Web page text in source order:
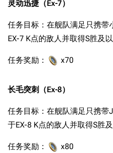
灵动迅捷（Ex-7）
任务目标：在舰队满足只携带
EX-7 K点的敌人并取得S胜及以
任务奖励： x70
长毛突刺（Ex-8）
任务目标：在舰队满足只携带
于EX-8 K点的敌人并取得S胜
任务奖励： x80